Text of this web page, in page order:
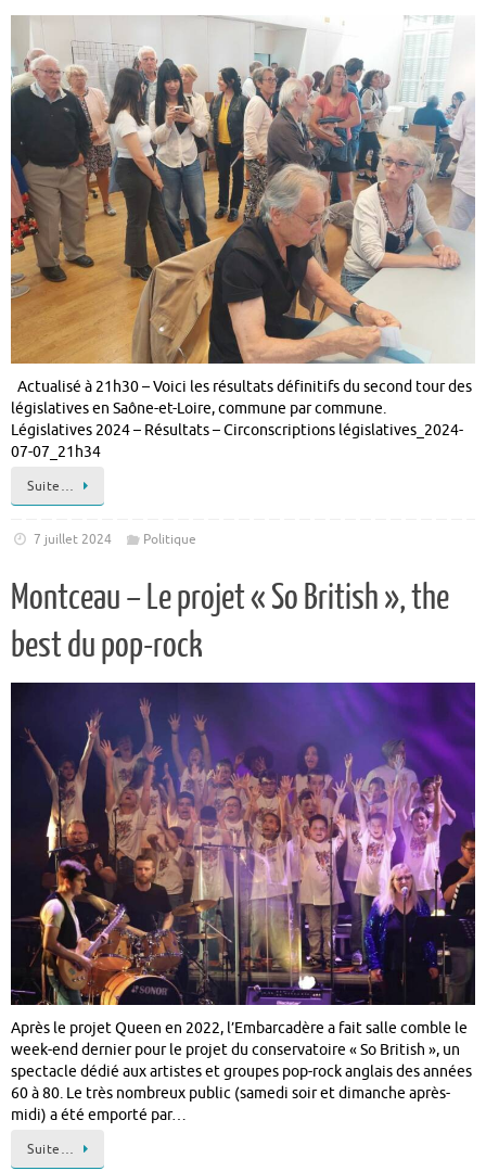
Actualisé à 21h30 – Voici les résultats définitifs du second tour des
législatives en Saône-et-Loire, commune par commune.
Législatives 2024 – Résultats – Circonscriptions législatives_2024-
07-07_21h34
Suite…
7 juillet 2024 Politique
Montceau – Le projet « So British », the
best du pop-rock
Après le projet Queen en 2022, l’Embarcadère a fait salle comble le
week-end dernier pour le projet du conservatoire « So British », un
spectacle dédié aux artistes et groupes pop-rock anglais des années
60 à 80. Le très nombreux public (samedi soir et dimanche après-
midi) a été emporté par…
Suite…